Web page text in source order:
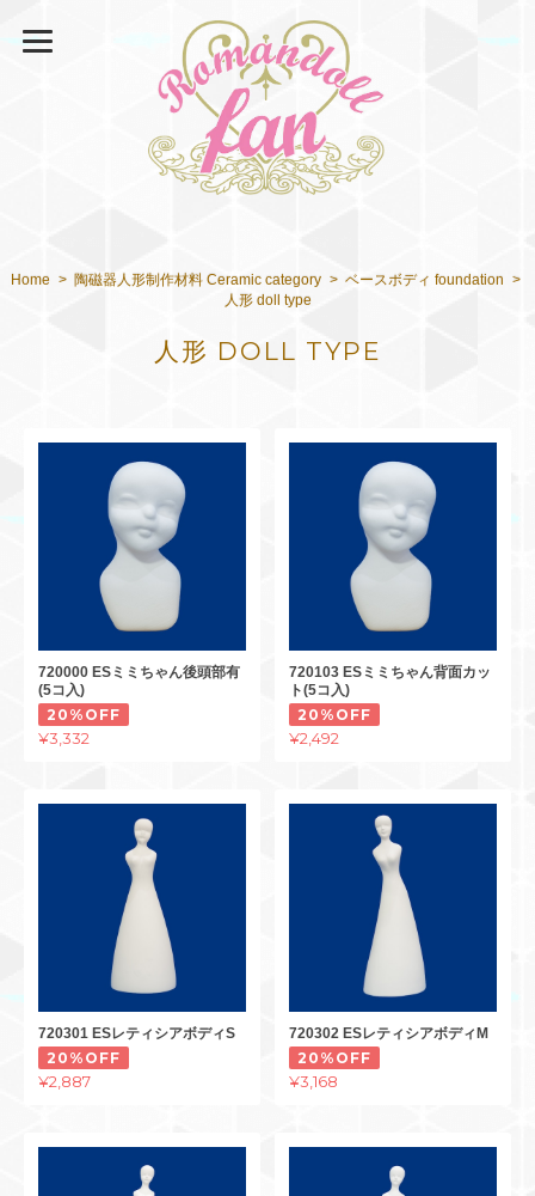
Home 陶磁器人形制作材料 Ceramic category
ベースボディ foundation
人形 doll type
人形 DOLL TYPE
720000 ESミミちゃん後頭部有
(5コ入)
20%OFF
¥3,332
720103 ESミミちゃん背面カッ
ト(5コ入)
20%OFF
¥2,492
720301 ESレティシアボディS
20%OFF
¥2,887
720302 ESレティシアボディM
20%OFF
¥3,168